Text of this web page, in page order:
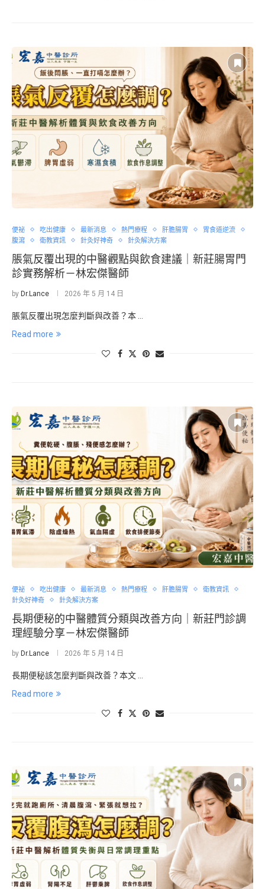
便祕 吃出健康 最新消息 熱門療程 肝膽腸胃
胃食道逆流
腹瀉
衛教資訊 針灸好神奇 針灸解決方案
脹氣反覆出現的中醫觀點與飲食建議｜新莊腸胃門
診實務解析－林宏傑醫師
by Dr.Lance 2026 年 5 月 14 日
脹氣反覆出現怎麼判斷與改善？本 …
Read more
便祕 吃出健康 最新消息 熱門療程 肝膽腸胃
衛教資訊
針灸好神奇
針灸解決方案
長期便秘的中醫體質分類與改善方向｜新莊門診調
理經驗分享－林宏傑醫師
by Dr.Lance 2026 年 5 月 14 日
長期便秘該怎麼判斷與改善？本文 …
Read more